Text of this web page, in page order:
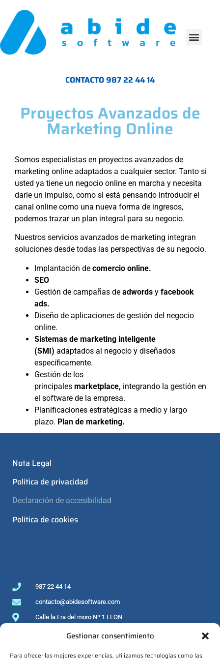
Gestionar consentimiento
Para ofrecer las mejores experiencias, utilizamos tecnologías como las
CONTACTO 987 22 44 14
Proyectos Avanzados de
Marketing Online
Somos especialistas en proyectos avanzados de
marketing online adaptados a cualquier sector. Tanto si
usted ya tiene un negocio online en marcha y necesita
darle un impulso, como si está pensando introducir el
canal online como una nueva forma de ingresos,
podemos trazar un plan integral para su negocio.
Nuestros servicios avanzados de marketing integran
soluciones desde todas las perspectivas de su negocio.
Implantación de comercio online.
SEO
Gestión de campañas de adwords y facebook
ads.
Diseño de aplicaciones de gestión del negocio
online.
Sistemas de marketing inteligente
(SMI) adaptados al negocio y diseñados
específicamente.
Gestión de los
principales marketplace, integrando la gestión en
el software de la empresa.
Planificaciones estratégicas a medio y largo
plazo. Plan de marketing.
Nota Legal
Política de privacidad
Declaración de accesibilidad
Política de cookies
987 22 44 14
contacto@abidesoftware.com
Calle la Era del moro Nº 1 LEON